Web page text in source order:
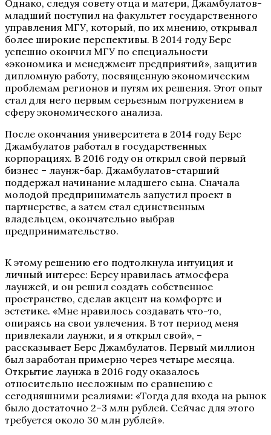
Однако, следуя совету отца и матери, Джамбулатов-
младший поступил на факультет государственного
управления МГУ, который, по их мнению, открывал
более широкие перспективы. В 2014 году Берс
успешно окончил МГУ по специальности
«экономика и менеджмент предприятий», защитив
дипломную работу, посвященную экономическим
проблемам регионов и путям их решения. Этот опыт
стал для него первым серьезным погружением в
сферу экономического анализа.
После окончания университета в 2014 году Берс
Джамбулатов работал в государственных
корпорациях. В 2016 году он открыл свой первый
бизнес – лаунж-бар. Джамбулатов-старший
поддержал начинание младшего сына. Сначала
молодой предприниматель запустил проект в
партнерстве, а затем стал единственным
владельцем, окончательно выбрав
предпринимательство.
К этому решению его подтолкнула интуиция и
личный интерес: Берсу нравилась атмосфера
лаунжей, и он решил создать собственное
пространство, сделав акцент на комфорте и
эстетике. «Мне нравилось создавать что-то,
опираясь на свои увлечения. В тот период меня
привлекали лаунжи, и я открыл свой», –
рассказывает Берс Джамбулатов. Первый миллион
был заработан примерно через четыре месяца.
Открытие лаунжа в 2016 году оказалось
относительно несложным по сравнению с
сегодняшними реалиями: «Тогда для входа на рынок
было достаточно 2–3 млн рублей. Сейчас для этого
требуется около 30 млн рублей».